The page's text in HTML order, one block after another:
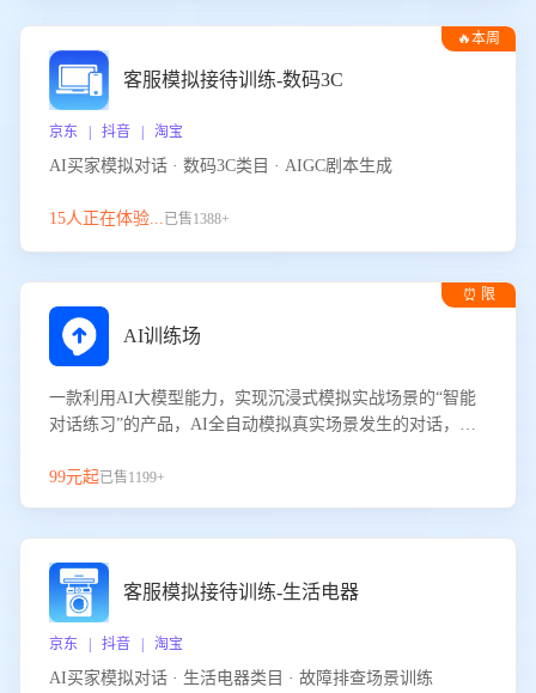
🔥本周
客服模拟接待训练-数码3C
京东 | 抖音 | 淘宝
AI买家模拟对话 · 数码3C类目 · AIGC剧本生成
15人正在体验...已售1388+
⏰ 限
AI训练场
一款利用AI大模型能力，实现沉浸式模拟实战场景的“智能
对话练习”的产品，AI全自动模拟真实场景发生的对话，企
服能力。
99元起已售1199+
客服模拟接待训练-生活电器
京东 | 抖音 | 淘宝
AI买家模拟对话 · 生活电器类目 · 故障排查场景训练